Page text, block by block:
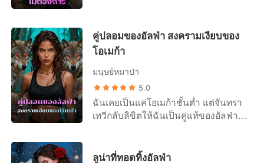
ถ้าเขายังหาคู่แท้ไม่เจอในวันเกิดครบ
รอบยี่สิบห้าปีของฉัน เขาจะเลือกฉัน ใน
พาผู้หญิงคนอื่นกลับมาบ้าน เขาขอคืน
กุญแจเพนท์เฮาส์ของเขา แล้วโยนบัตร
เครดิตไม่จำกัดวงเงินลงบนเตียง “นี่
สำหรับค่าบริการของเธอ” เขาพูดอย่าง
ตัวเธอ คีรินทร์เกือบจะจับแม่ที่ป่วยของ
คู่ปลอมของอัลฟ่า สงครามเงียบของ
โอเมก้า
มนุษย์หมาป่า
5.0
ฉันเคยเป็นแค่โอเมก้าชั้นต่ำ แต่จันทรา
เทวีกลับลิขิตให้ฉันเป็นคู่แท้ของอัลฟ่าคีริ
แปดเดือนหลังสุด ฉันอุ้มท้องสิ่งที่ฉันคิด
ลูน่าที่ทอดทิ้งอัลฟ่า